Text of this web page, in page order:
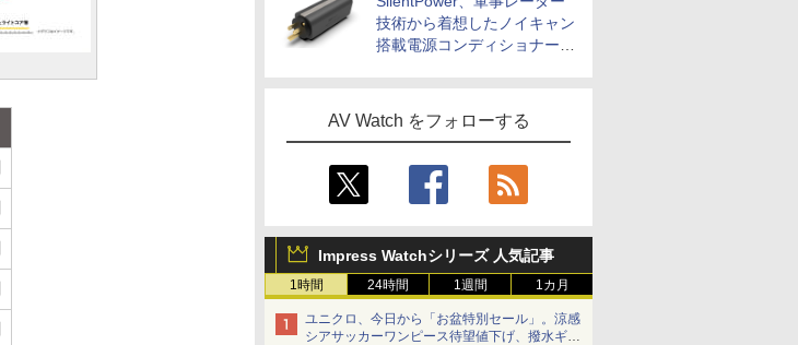
技術から着想したノイキャン
搭載電源コンディショナー
AV Watch をフォローする
Impress Watchシリーズ 人気記事
1時間 24時間 1週間 1カ月
ユニクロ、今日から「お盆特別セール」。涼感
シアサッカーワンピース待望値下げ、撥水ギア